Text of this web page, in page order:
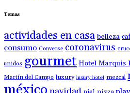
Temas
actividades en casa belleza
consumo Converse coronavirus
unidos gourmet Hotel Marquis
Martín del Campo luxury luxury hotel mezcal